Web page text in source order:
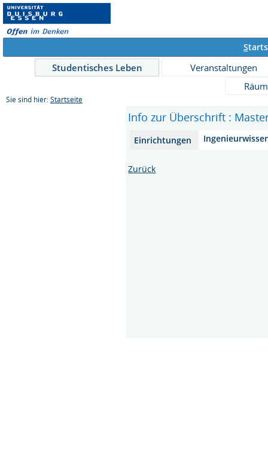
S
Studentisches Leben
Veranstaltungen
Sie sind hier: Startseite
Info zur Überschrift :
Einrichtungen
Zurück